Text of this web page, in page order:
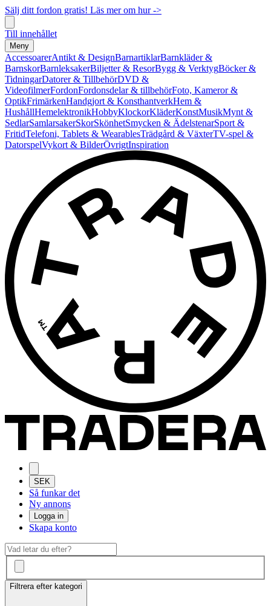
Sälj ditt fordon gratis! Läs mer om hur ->
Till innehållet
Meny
AccessoarerAntikt & DesignBarnartiklarBarnkläder &
BarnskorBarnleksakerBiljetter & ResorBygg & VerktygBöcker &
TidningarDatorer & TillbehörDVD &
VideofilmerFordonFordonsdelar & tillbehörFoto, Kameror &
OptikFrimärkenHandgjort & KonsthantverkHem &
HushållHemelektronikHobbyKlockorKläderKonstMusikMynt &
SedlarSamlarsakerSkorSkönhetSmycken & ÄdelstenarSport &
FritidTelefoni, Tablets & WearablesTrädgård & VäxterTV-spel &
DatorspelVykort & BilderÖvrigtInspiration
SEK
Så funkar det
Ny annons
Logga in
Skapa konto
Filtrera efter kategori